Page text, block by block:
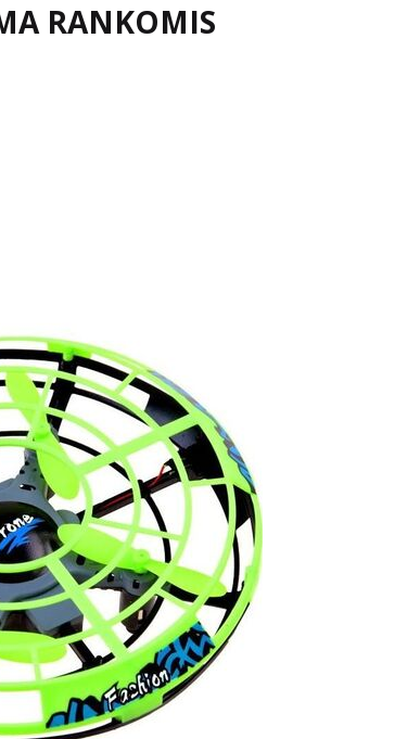
RANKOMIS